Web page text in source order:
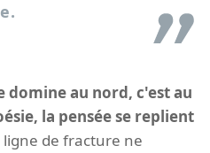
au nord, c'est au
la pensée se replient
ligne de fracture ne